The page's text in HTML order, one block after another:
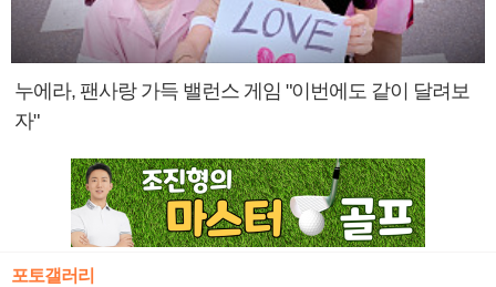
누에라, 팬사랑 가득 밸런스 게임 "이번에도 같이 달려보
자"
포토갤러리